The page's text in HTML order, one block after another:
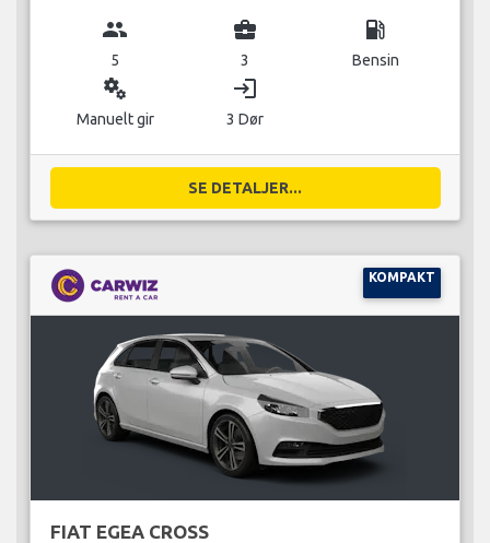
group
5
business_center
3
local_gas_station
Bensin
miscellaneous_services
Manuelt gir
login
3 Dør
SE DETALJER...
KOMPAKT
FIAT EGEA CROSS